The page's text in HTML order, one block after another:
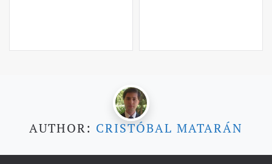
AUTHOR: CRISTÓBAL MATARÁN